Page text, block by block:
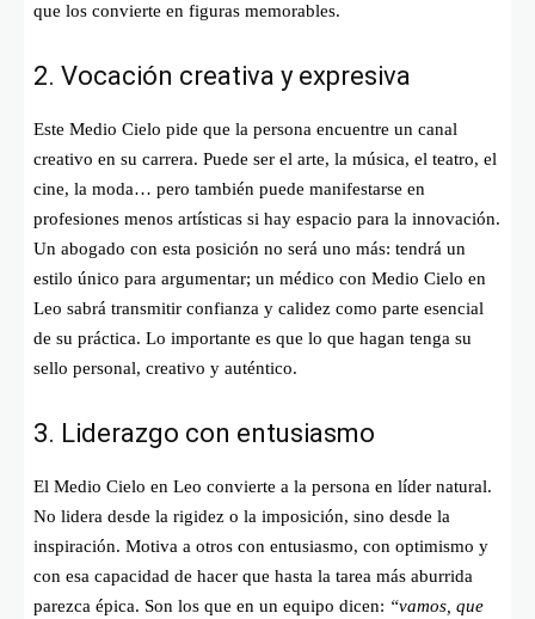
que los convierte en figuras memorables.
2. Vocación creativa y expresiva
Este Medio Cielo pide que la persona encuentre un canal
creativo en su carrera. Puede ser el arte, la música, el teatro, el
cine, la moda… pero también puede manifestarse en
profesiones menos artísticas si hay espacio para la innovación.
Un abogado con esta posición no será uno más: tendrá un
estilo único para argumentar; un médico con Medio Cielo en
Leo sabrá transmitir confianza y calidez como parte esencial
de su práctica. Lo importante es que lo que hagan tenga su
sello personal, creativo y auténtico.
3. Liderazgo con entusiasmo
El Medio Cielo en Leo convierte a la persona en líder natural.
No lidera desde la rigidez o la imposición, sino desde la
inspiración. Motiva a otros con entusiasmo, con optimismo y
con esa capacidad de hacer que hasta la tarea más aburrida
parezca épica. Son los que en un equipo dicen: “vamos, que